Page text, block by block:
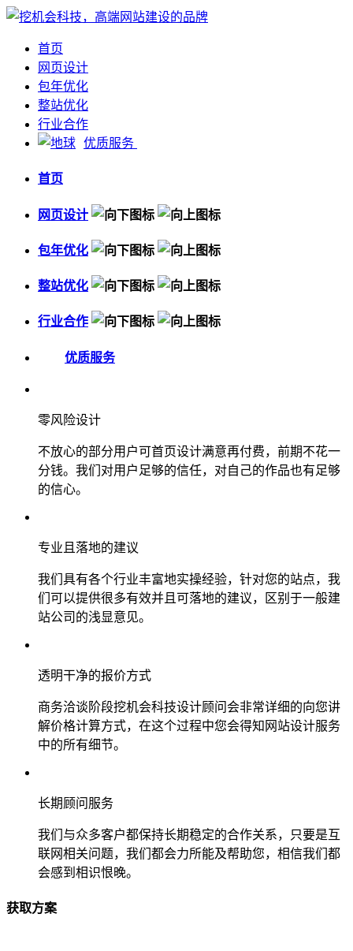
首页
网页设计
包年优化
整站优化
行业合作
优质服务
首页
网页设计
包年优化
整站优化
行业合作
优质服务
零风险设计
不放心的部分用户可首页设计满意再付费，前期不花一
分钱。我们对用户足够的信任，对自己的作品也有足够
的信心。
专业且落地的建议
我们具有各个行业丰富地实操经验，针对您的站点，我
们可以提供很多有效并且可落地的建议，区别于一般建
站公司的浅显意见。
透明干净的报价方式
商务洽谈阶段挖机会科技设计顾问会非常详细的向您讲
解价格计算方式，在这个过程中您会得知网站设计服务
中的所有细节。
长期顾问服务
我们与众多客户都保持长期稳定的合作关系，只要是互
联网相关问题，我们都会力所能及帮助您，相信我们都
会感到相识恨晚。
获取方案